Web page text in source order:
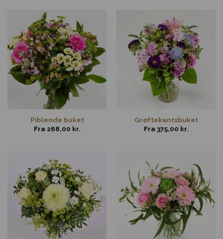
Piblende buket
Fra 268,00 kr.
Grøftekantsbuket
Fra 375,00 kr.